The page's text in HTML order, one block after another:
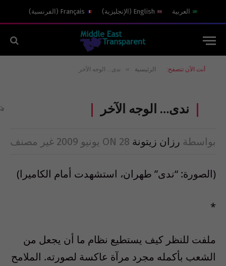
العربية English
( الإنجليزية)
Français
( الفرنسية)
أنت الآن تتصفح: الرئيسية » ندى… الوجه الآخر
ندى… الوجه الآخر
بواسطة رزان زيتونة ON 28 يونيو 2009 غير مصنف
(الصورة: “ندى” طهران، استشهدت أمام الكاميرا)
*
ملفت للنظر كيف يستطيع نظام ما أن يجعل من
الشعب بأكمله مجرد مرآة عاكسة لصورته. الملامح